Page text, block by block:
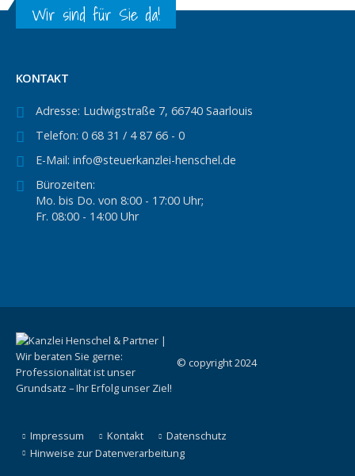
Wir sind für Sie da!
KONTAKT
Adresse: Ludwigstraße 7, 66740 Saarlouis
Telefon: 0 68 31 / 4 87 66 - 0
E-Mail: info@steuerkanzlei-henschel.de
Bürozeiten:
Mo. bis Do. von 8:00 - 17:00 Uhr;
Fr. 08:00 - 14:00 Uhr
© copyright 2024
Impressum Kontakt
Datenschutz
Hinweise zur Datenverarbeitung